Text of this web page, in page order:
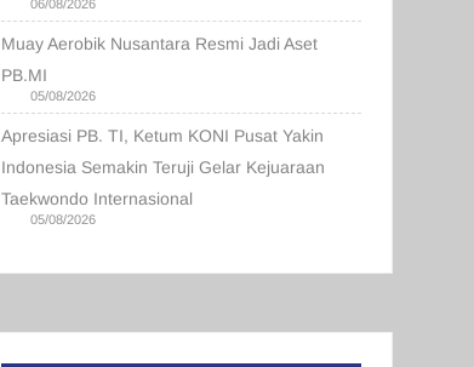
06/08/2026
Muay Aerobik Nusantara Resmi Jadi Aset
PB.MI
05/08/2026
Apresiasi PB. TI, Ketum KONI Pusat Yakin
Indonesia Semakin Teruji Gelar Kejuaraan
Taekwondo Internasional
05/08/2026